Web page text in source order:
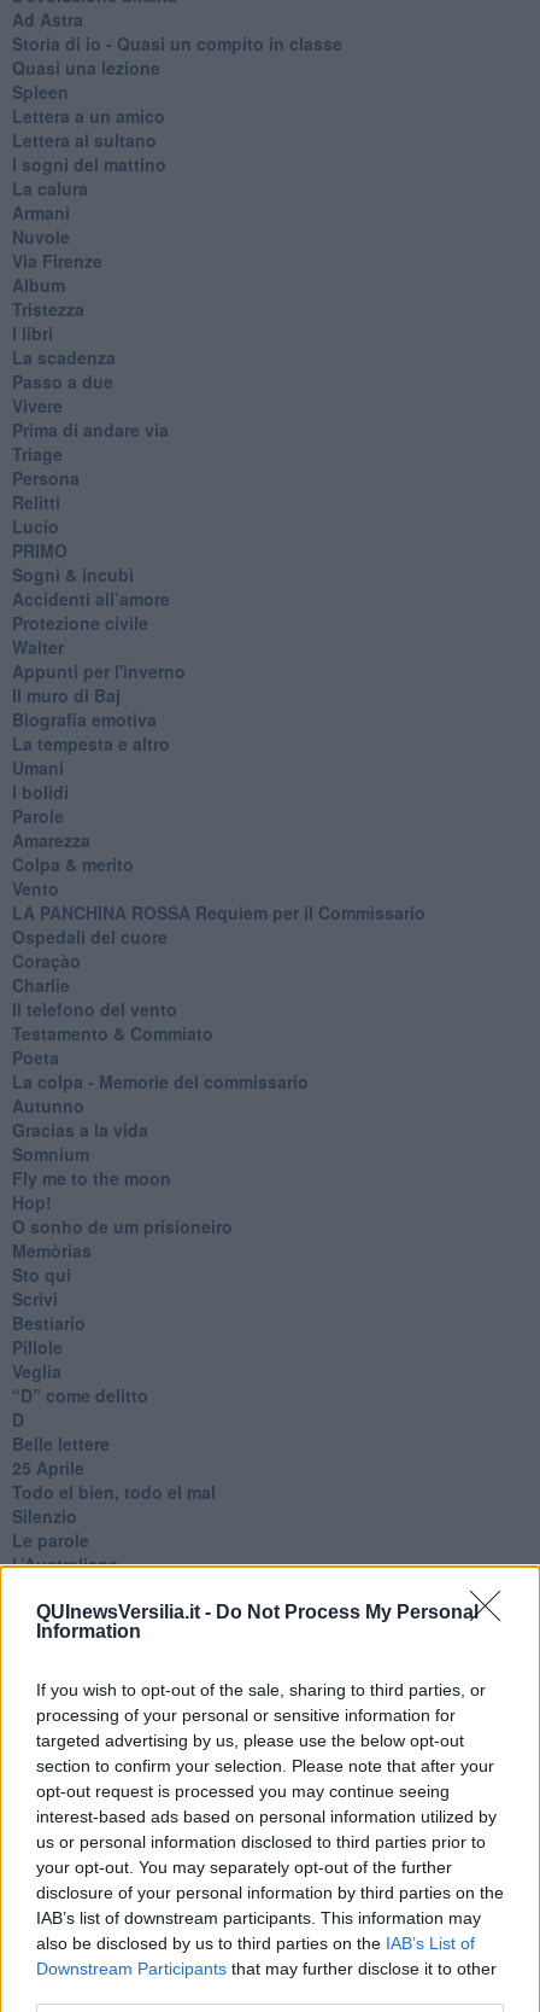
QUInewsVersilia.it - Do Not Process My Personal
Information
If you wish to opt-out of the sale, sharing to third parties, or
processing of your personal or sensitive information for
targeted advertising by us, please use the below opt-out
section to confirm your selection. Please note that after your
opt-out request is processed you may continue seeing
interest-based ads based on personal information utilized by
us or personal information disclosed to third parties prior to
your opt-out. You may separately opt-out of the further
disclosure of your personal information by third parties on the
IAB’s list of downstream participants. This information may
also be disclosed by us to third parties on the IAB’s List of
Downstream Participants that may further disclose it to other
Ad Astra
Storia di io - Quasi un compito in classe
Quasi una lezione
Spleen
Lettera a un amico
Lettera al sultano
I sogni del mattino
La calura
Armani
Nuvole
Via Firenze
Album
Tristezza
I libri
La scadenza
Passo a due
Vivere
Prima di andare via
Triage
Persona
Relitti
Lucio
PRIMO
Sogni & incubi
Accidenti all’amore
Protezione civile
Walter
Appunti per l'inverno
Il muro di Baj
Biografia emotiva
La tempesta e altro
Umani
I bolidi
Parole
Amarezza
Colpa & merito
Vento
​LA PANCHINA ROSSA Requiem per il Commissario
Ospedali del cuore
Coraçào
Charlie
Il telefono del vento
Testamento & Commiato
Poeta
​La colpa - Memorie del commissario
Autunno
Gracias a la vida
Somnium
Fly me to the moon
Hop!
O sonho de um prisioneiro
Memòrias
Sto qui
Scrivi
Bestiario
Pillole
Veglia
​“D” come delitto
D
Belle lettere
25 Aprile
Todo el bien, todo el mal
Silenzio
Le parole
​L’Australiana
Vita & morte
Auguri
Passanti
Continuando, la nonna e il carretto
Metaverso smart
Fiamme
Confessioni autoreferenziali
Utopie
Estate
Il lago
Il diluvio
La classe
Pensieri incoerenti
Dal balcone
Insomnia